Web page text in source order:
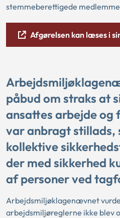
stemmeberettigede
Afgørelsen kan læses i
påbud om straks at
ansattes arbejde
var anbragt stillads,
kollektive
der med sikkerhed
af personer ved
Arbejdsmiljøklagenævnet
arbejdsmiljøreglerne ikke blev